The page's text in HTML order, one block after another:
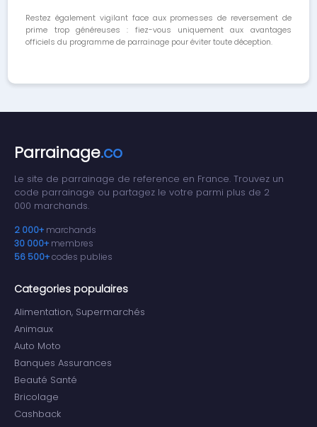
Restez également vigilant face aux promesses de reversement de
prime trop généreuses : fiez-vous uniquement aux avantages
officiels du programme de parrainage pour éviter toute déception.
Parrainage.co
Le site de parrainage de reference en France. Trouvez un
code parrainage ou partagez le votre parmi plus de 2
000 marchands.
2 000+ marchands
30 000+ membres
56 500+codes publies
Categories populaires
Alimentation, Supermarchés
Animaux
Auto Moto
Banques Assurances
Beauté Santé
Bricolage
Cashback